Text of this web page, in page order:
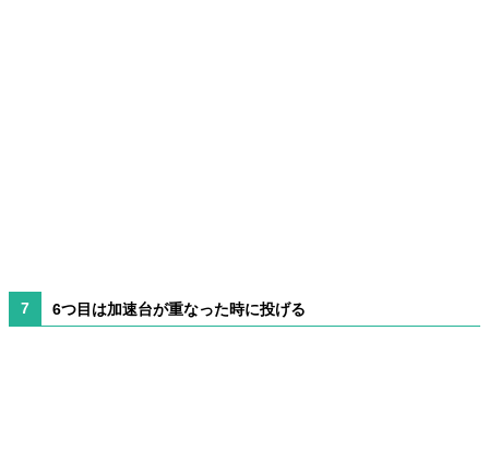
6つ目は加速台が重なった時に投げる